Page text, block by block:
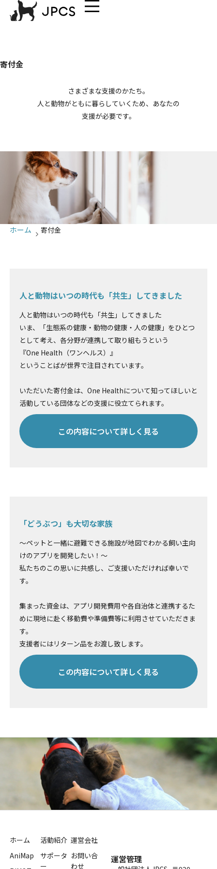
寄付金
さまざまな支援のかたち。
人と動物がともに暮らしていくため、あなたの
支援が必要です。
ホーム 寄付金
人と動物はいつの時代も「共生」してきました
人と動物はいつの時代も「共生」してきました
いま、「生態系の健康・動物の健康・人の健康」をひとつ
として考え、各分野が連携して取り組もうという
『One Health（ワンヘルス）』
ということばが世界で注目されています。
いただいた寄付金は、One Healthについて知ってほしいと
活動している団体などの支援に役立てられます。
この内容について詳しく見る
「どうぶつ」も大切な家族
～ペットと一緒に避難できる施設が地図でわかる飼い主向
けのアプリを開発したい！～
私たちのこの思いに共感し、ご支援いただければ幸いで
す。
集まった資金は、アプリ開発費用や各自治体と連携するた
めに現地に赴く移動費や準備費等に利用させていただきま
す。
支援者にはリターン品をお渡し致します。
この内容について詳しく見る
ホーム
AniMap
活動紹介
サポータ
ー
運営会社
お問い合
わせ
運営管理